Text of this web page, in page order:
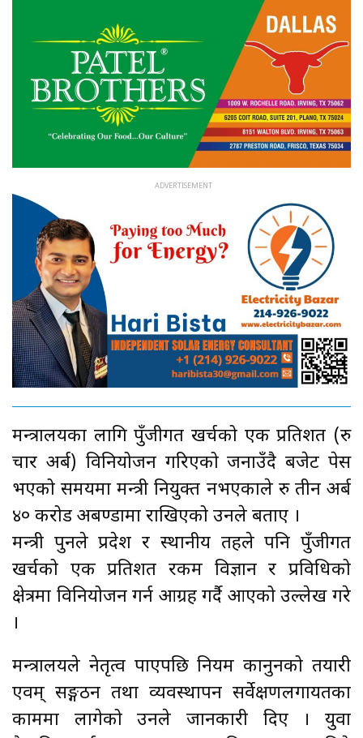
मन्त्रालयका लागि पुँजीगत खर्चको एक प्रतिशत (रु
चार अर्ब) विनियोजन गरिएको जनाउँदै बजेट पेस
भएको समयमा मन्त्री नियुक्त नभएकाले रु तीन अर्ब
४० करोड अबण्डामा राखिएको उनले बताए ।
मन्त्री पुनले प्रदेश र स्थानीय तहले पनि पुँजीगत
खर्चको एक प्रतिशत रकम विज्ञान र प्रविधिको
क्षेत्रमा विनियोजन गर्न आग्रह गर्दै आएको उल्लेख गरे
।
मन्त्रालयले नेतृत्व पाएपछि नियम कानुनको तयारी
एवम् सङ्गठन तथा व्यवस्थापन सर्वेक्षणलगायतका
काममा लागेको उनले जानकारी दिए । युवा